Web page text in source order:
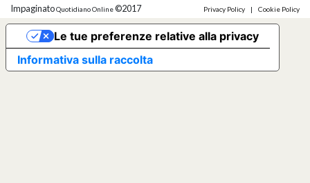
ImpaginatoQuotidiano Online©2017 Privacy Policy | Cookie Policy
Informativa sulla raccolta
Le tue preferenze relative alla privacy